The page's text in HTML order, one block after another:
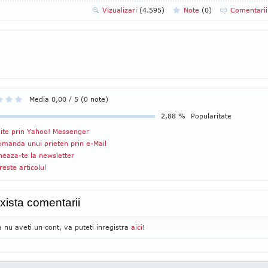
Vizualizari (4.595) Note (0) Comentarii
Media 0,00 / 5 (0 note)
Popularitate
2,88 %
prin Yahoo! Messenger
unui prieten prin e-Mail
te la newsletter
articolul
comentarii
nu aveti un cont, va puteti inregistra aici!